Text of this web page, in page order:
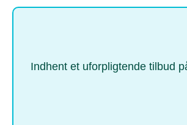
Indhent et uforpligtende tilbud